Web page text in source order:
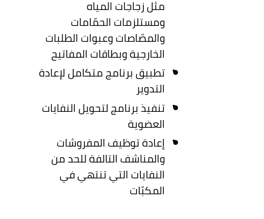
مثل زجاجات المياه
ومستلزمات الحمّامات
والمصّاصات وعبوات الطلبات
الخارجية وبطاقات المفاتيح
تطبيق برنامج متكامل لإعادة
التدوير
تنفيذ برنامج لتحويل النفايات
العضوية
إعادة توظيف المفروشات
والمناشف التالفة للحد من
النفايات التي تنتهي في
المكبّات